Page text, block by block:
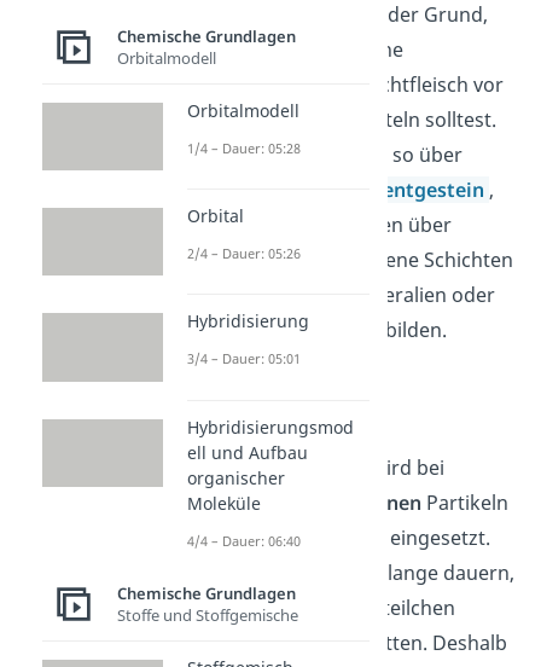
Das ist auch der Grund,
warum du eine Flasche
Orangensaft mit Fruchtfleisch vor
dem Gebrauch schütteln solltest.
In der Natur entsteht so über
Sedimentgestein ,
bei dem sich in Flüssen über
Jahrzehnte verschiedene Schichten
aus abgesetzten Mineralien oder
organischen Stoffen bilden.
Zentrifugation
DieZentrifugation
wird bei
Suspensionen mit
feinen Partikeln
wie zum Beispiel Blut eingesetzt.
Hier würde es viel zu lange dauern,
bis sich alle Feststoffteilchen
natürlich ablagert hätten. Deshalb
Chemische Grundlagen
Orbitalmodell
Orbitalmodell
1/4 – Dauer: 05:28
Orbital
2/4 – Dauer: 05:26
Hybridisierung
3/4 – Dauer: 05:01
Hybridisierungsmod
ell und Aufbau
organischer
Moleküle
4/4 – Dauer: 06:40
Chemische Grundlagen
Stoffe und Stoffgemische